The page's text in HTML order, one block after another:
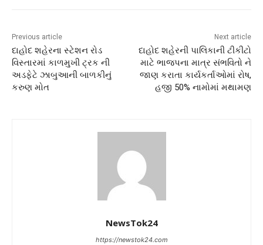
Previous article
દાહોદ શહેરના સ્ટેશન રોડ
વિસ્તારમાં કાળમુખી ટ્રક ની
અડફેટે ઝાબુઆની બાળકીનું
કરુણ મોત
Next article
દાહોદ શહેરની પાલિકાની ટીકીટો
માટે ભાજપના માત્ર સંભવિતો ને
જાણ કરાતા કાર્યકર્તાઓમાં રોષ,
હજી 50% નામોમાં મથામણ
NewsTok24
https://newstok24.com